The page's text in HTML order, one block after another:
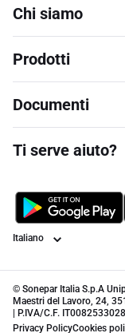
Chi siamo
Prodotti
Documenti
Ti serve aiuto?
Lingua
© Sonepar Italia S.p.A
Maestri del Lavoro, 24,
| P.IVA/C.F.
Privacy PolicyCookies